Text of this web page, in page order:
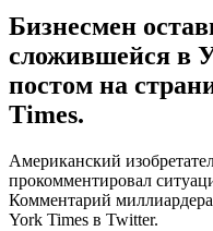
Бизнесмен
сложившейся в
постом на
Times.
Американский
прокомментировал
Комментарий
York Times в Twitter.